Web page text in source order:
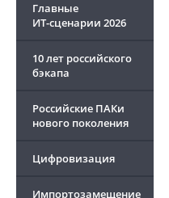
Главные
ИТ-сценарии 2026
10 лет российского
бэкапа
Российские ПАКи
нового поколения
Цифровизация
Импортозамещение